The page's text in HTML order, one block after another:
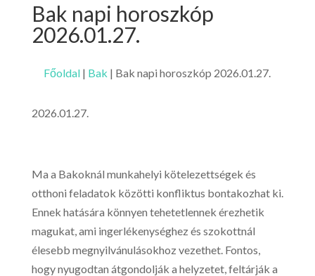
Bak napi horoszkóp
2026.01.27.
Főoldal | Bak | Bak napi horoszkóp 2026.01.27.
2026.01.27.
Ma a Bakoknál munkahelyi kötelezettségek és
otthoni feladatok közötti konfliktus bontakozhat ki.
Ennek hatására könnyen tehetetlennek érezhetik
magukat, ami ingerlékenységhez és szokottnál
élesebb megnyilvánulásokhoz vezethet. Fontos,
hogy nyugodtan átgondolják a helyzetet, feltárják a